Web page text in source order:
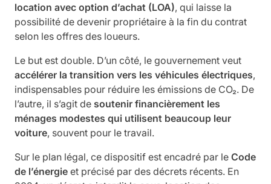
location avec option d’achat (LOA), qui laisse la
possibilité de devenir propriétaire à la fin du contrat
selon les offres des loueurs.
Le but est double. D’un côté, le gouvernement veut
accélérer la transition vers les véhicules électriques,
indispensables pour réduire les émissions de CO₂. De
l’autre, il s’agit de soutenir financièrement les
ménages modestes qui utilisent beaucoup leur
voiture, souvent pour le travail.
Sur le plan légal, ce dispositif est encadré par le Code
de l’énergie et précisé par des décrets récents. En